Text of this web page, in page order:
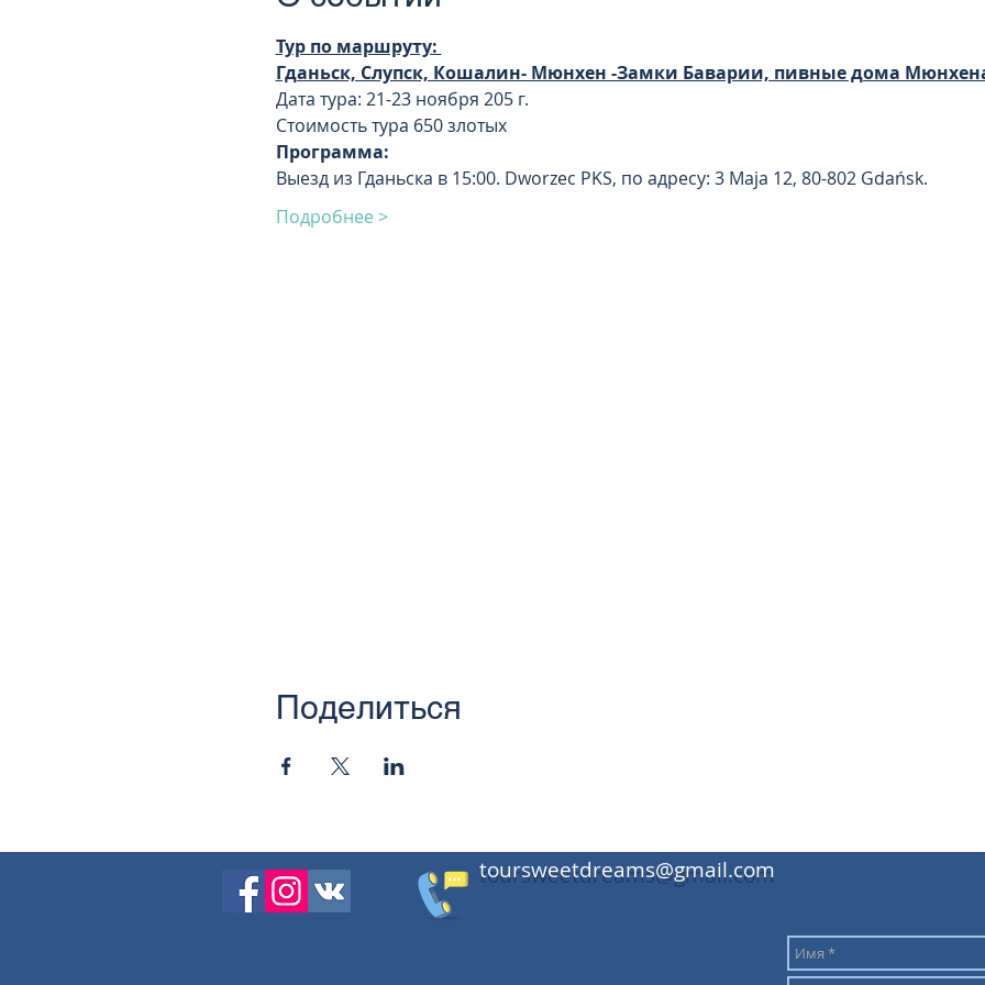
Тур по маршруту:
Гданьск, Слупск, Кошалин- Мюнхен -Замки Баварии, пивные дома
Дата тура: 21-23 ноября 205 г.
Стоимость тура 650 злотых
Программа:
Выезд из Гданьска в 15:00. Dworzec PKS, по адресу: 3 Maja 12, 80-802 Gdańsk.
Подробнее >
Поделиться
toursweetdreams@gmail.com